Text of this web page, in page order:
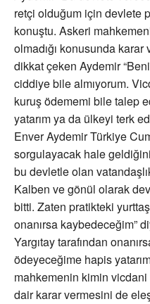
retçi olduğum için devlete
konuştu. Askeri
olmadığı konusunda karar
dikkat çeken Aydemir
ciddiye bile almıyorum.
kuruş ödememi bile talep
yatarım ya da ülkeyi terk
Enver Aydemir Türkiye
sorgulayacak hale
bu devletle olan
Kalben ve gönül olarak
bitti. Zaten pratikteki
onanırsa kaybedeceğim”
Yargıtay tarafından
ödeyeceğime hapis
mahkemenin kimin vicdani
dair karar vermesini de